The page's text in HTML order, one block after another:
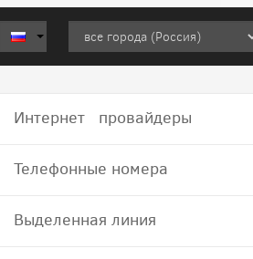
Интернет провайдеры
Телефонные номера
Выделенная линия